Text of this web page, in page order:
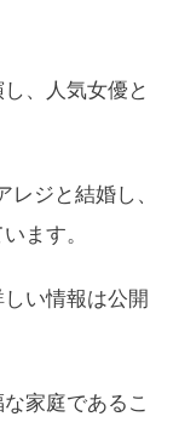
、人気女優と
ジと結婚し、
ます。
い情報は公開
家庭であるこ